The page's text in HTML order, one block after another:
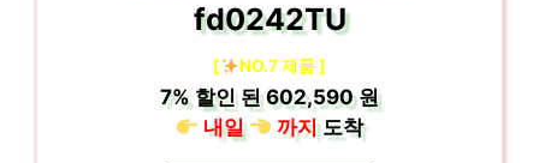
fd0242TU
[ NO.7 제품 ]
7%할인 된602,590 원
내일
까지도착